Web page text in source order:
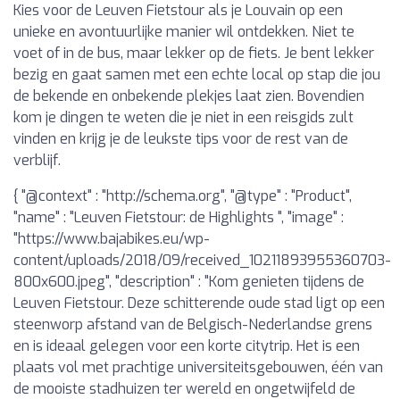
Kies voor de Leuven Fietstour als je Louvain op een
unieke en avontuurlijke manier wil ontdekken. Niet te
voet of in de bus, maar lekker op de fiets. Je bent lekker
bezig en gaat samen met een echte local op stap die jou
de bekende en onbekende plekjes laat zien. Bovendien
kom je dingen te weten die je niet in een reisgids zult
vinden en krijg je de leukste tips voor de rest van de
verblijf.
{ "@context" : "http://schema.org", "@type" : "Product",
"name" : "Leuven Fietstour: de Highlights ", "image" :
"https://www.bajabikes.eu/wp-
content/uploads/2018/09/received_10211893955360703-
800x600.jpeg", "description" : "Kom genieten tijdens de
Leuven Fietstour. Deze schitterende oude stad ligt op een
steenworp afstand van de Belgisch-Nederlandse grens
en is ideaal gelegen voor een korte citytrip. Het is een
plaats vol met prachtige universiteitsgebouwen, één van
de mooiste stadhuizen ter wereld en ongetwijfeld de